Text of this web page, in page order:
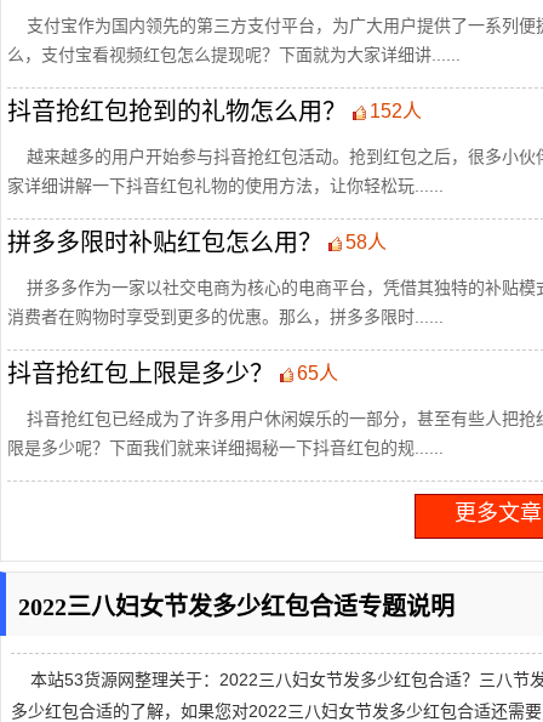
支付宝作为国内领先的第三方支付平台，为广大用户提供了一系列
么，支付宝看视频红包怎么提现呢？下面就为大家详细讲......
抖音抢红包抢到的礼物怎么用？ 152人
越来越多的用户开始参与抖音抢红包活动。抢到红包之后，很多小
家详细讲解一下抖音红包礼物的使用方法，让你轻松玩......
拼多多限时补贴红包怎么用？ 58人
拼多多作为一家以社交电商为核心的电商平台，凭借其独特的补贴
消费者在购物时享受到更多的优惠。那么，拼多多限时......
抖音抢红包上限是多少？ 65人
抖音抢红包已经成为了许多用户休闲娱乐的一部分，甚至有些人把
限是多少呢？下面我们就来详细揭秘一下抖音红包的规......
更多文
2022三八妇女节发多少红包合适专题说明
本站53货源网整理关于：2022三八妇女节发多少红包合适？三八节
多少红包合适的了解，如果您对2022三八妇女节发多少红包合适还需